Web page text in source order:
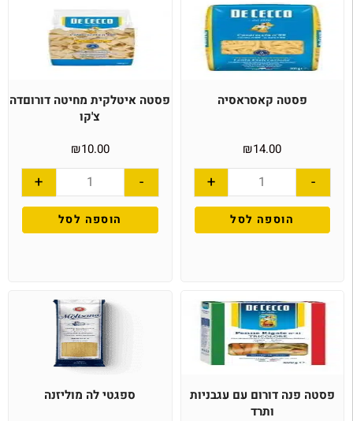
פסטה קאסראסיה
₪14.00
-
+
הוספה לסל
פסטה איטלקית מחיטה דורוםדה
צ'קו
₪10.00
-
+
הוספה לסל
פסטה פנה דורום עם עגבניות
ותרד
ספגטי לה מוליזנה